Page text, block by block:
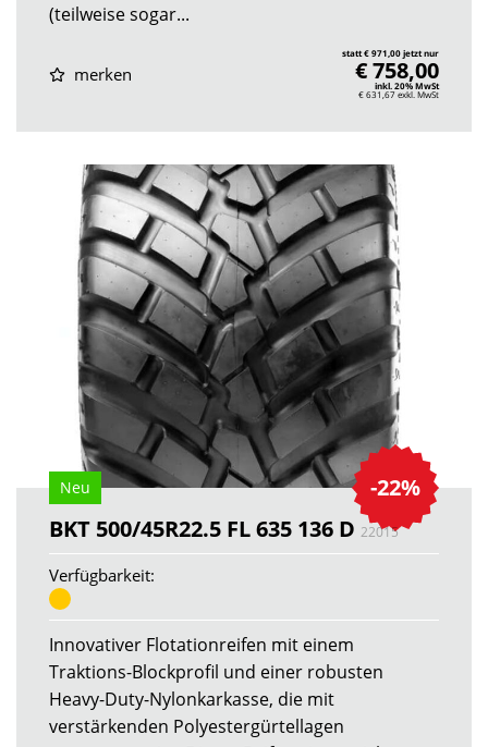
(teilweise sogar...
merken
statt € 971,00 jetzt nur
€ 758,00
inkl. 20% MwSt
€ 631,67exkl. MwSt
-22%
Neu
BKT 500/45R22.5 FL 635 136 D 22015
Verfügbarkeit:
Innovativer Flotationreifen mit einem
Traktions-Blockprofil und einer robusten
Heavy-Duty-Nylonkarkasse, die mit
verstärkenden Polyestergürtellagen